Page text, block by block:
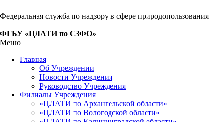
Федеральная служба по надзору в сфере природопользования
ФГБУ «ЦЛАТИ по СЗФО»
Меню
Главная
Об Учреждении
Новости Учреждения
Руководство Учреждения
Филиалы Учреждения
«ЦЛАТИ по Архангельской области»
«ЦЛАТИ по Вологодской области»